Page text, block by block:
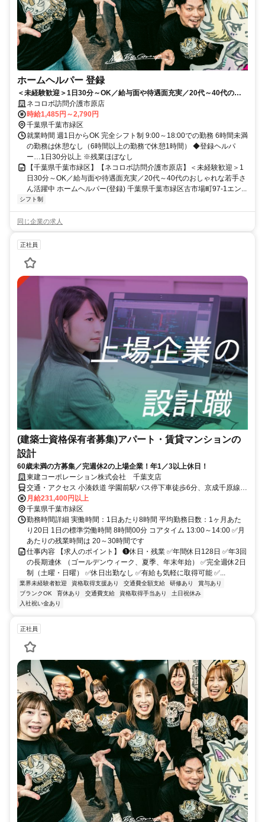
ホームヘルパー 登録
＜未経験歓迎＞1日30分～OK／給与面や待遇面充実／20代～40代のお
しゃれな若手さん活躍中
ネコロボ訪問介護市原店
時給1,485円～2,790円
千葉県千葉市緑区
就業時間 週1日からOK 完全シフト制 9:00～18:00での勤務 6時間未満
の勤務は休憩なし（6時間以上の勤務で休憩1時間） ◆登録ヘルパ
ー…1日30分以上 ※残業ほぼなし
【千葉県千葉市緑区】【ネコロボ訪問介護市原店】＜未経験歓迎＞1
日30分～OK／給与面や待遇面充実／20代～40代のおしゃれな若手さ
ん活躍中 ホームヘルパー(登録) 千葉県千葉市緑区古市場町97-1エン...
シフト制
同じ企業の求人
正社員
(建築士資格保有者募集)アパート・賃貸マンションの
設計
60歳未満の方募集／完週休2の上場企業！年1／3以上休日！
東建コーポレーション株式会社 千葉支店
交通・アクセス 小湊鉄道 学園前駅バス停下車徒歩6分、京成千原線
おゆみ野駅下車徒歩9分
月給231,400円以上
千葉県千葉市緑区
勤務時間詳細 実働時間：1日あたり8時間 平均勤務日数：1ヶ月あた
り20日 1日の標準労働時間 8時間00分 コアタイム 13:00～14:00 ✅月
あたりの残業時間は 20～30時間です
仕事内容 【求人のポイント】 ❶休日・残業 ✅年間休日128日 ✅年3回
の長期連休 （ゴールデンウィーク、夏季、年末年始） ✅完全週休2日
制（土曜・日曜） ✅休日出勤なし ✅有給も気軽に取得可能 ✅...
業界未経験者歓迎 資格取得支援あり 交通費全額支給 研修あり
賞与あり
ブランクOK
育休あり 交通費支給 資格取得手当あり
土日祝休み
入社祝い金あり
正社員